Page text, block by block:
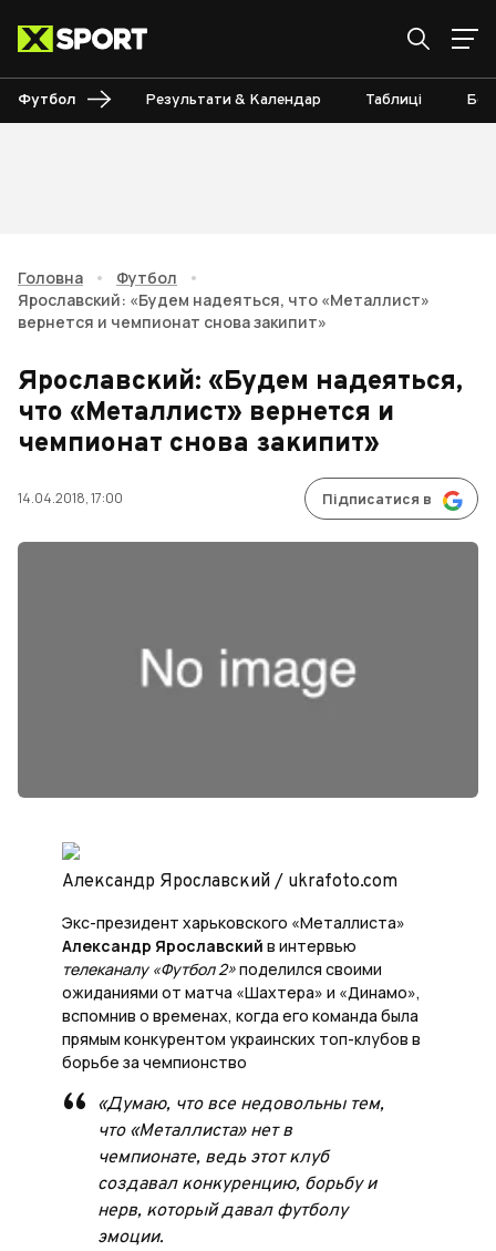
Футбол Результати & Календар Таблиці
Головна • Футбол
•
Ярославский: «Будем надеяться, что «Металлист»
вернется и чемпионат снова закипит»
Ярославский: «Будем надеяться,
что «Металлист» вернется и
чемпионат снова закипит»
14.04.2018, 17:00 Підписатися в
Александр Ярославский / ukrafoto.com
Экс-президент харьковского «Металлиста»
Александр Ярославский в интервью
телеканалу «Футбол 2»поделился своими
ожиданиями от матча «Шахтера» и «Динамо»,
вспомнив о временах, когда его команда была
прямым конкурентом украинских топ-клубов в
борьбе за чемпионство
«Думаю, что все недовольны тем,
что «Металлиста» нет в
чемпионате, ведь этот клуб
создавал конкуренцию, борьбу и
нерв, который давал футболу
эмоции.